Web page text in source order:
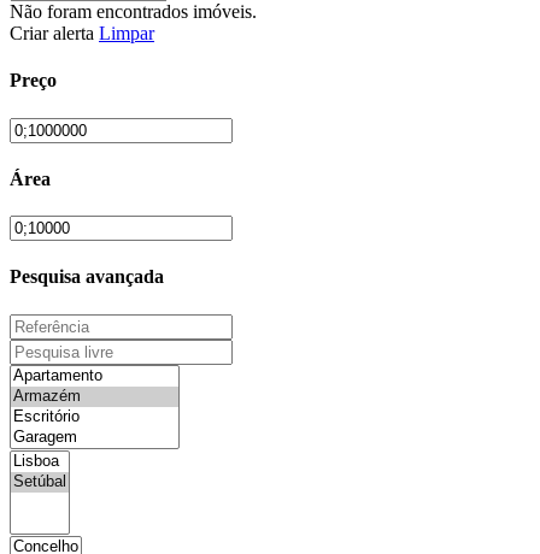
Não foram encontrados imóveis.
Criar alerta Limpar
Preço
Área
Pesquisa avançada